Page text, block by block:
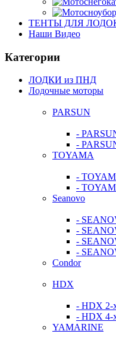
ТЕНТЫ ДЛЯ
Наши Видео
Категории
ЛОДКИ из ПНД
Лодочные моторы
PARSUN
-
-
TOYAMA
-
-
Seanovo
-
-
-
-
Condor
HDX
- HDX 2-
- HDX 4-
YAMARINE